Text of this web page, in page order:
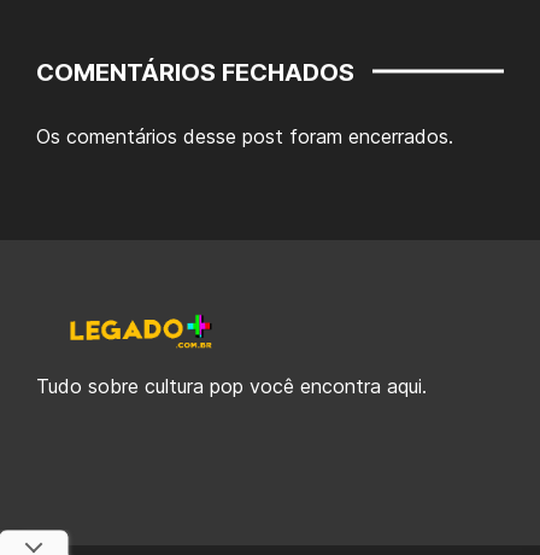
COMENTÁRIOS FECHADOS
Os comentários desse post foram encerrados.
Tudo sobre cultura pop você encontra aqui.